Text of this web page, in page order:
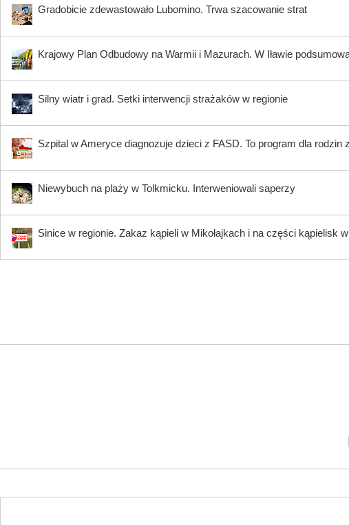
Gradobicie zdewastowało Lubomino. Trwa szacowanie strat
Krajowy Plan Odbudowy na Warmii i Mazurach. W Iławie
Silny wiatr i grad. Setki interwencji strażaków w regionie
Szpital w Ameryce diagnozuje dzieci z FASD. To program dla rodzin
Niewybuch na plaży w Tolkmicku. Interweniowali saperzy
Sinice w regionie. Zakaz kąpieli w Mikołajkach i na części kąpielisk